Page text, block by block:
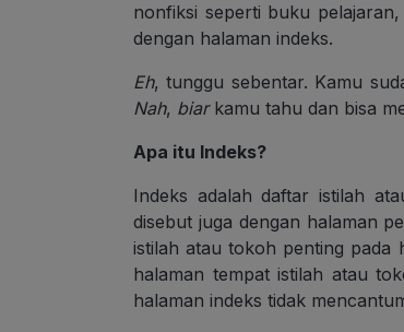
nonfiksi seperti buku
dengan halaman indeks.
Eh, tunggu sebentar. Kamu
Nah, biarkamu tahu dan bisa
Apa itu Indeks?
Indeks adalah daftar istilah
disebut juga dengan halaman
istilah atau tokoh penting pada
halaman tempat istilah atau
halaman indeks tidak